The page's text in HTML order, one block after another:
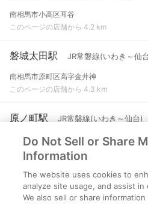
南相馬市小高区耳谷
このページの店舗から 4.2 km
磐城太田駅 JR常磐線(いわき～仙
南相馬市原町区高字金井神
このページの店舗から 4.3 km
原ノ町駅 JR常磐線(いわき～仙台)
南相馬市原町区旭町２
このページの店舗から 8.1 km
浪江駅 JR常磐線(いわき～仙台)
双葉郡浪江町大字権現堂
Do Not Sell or Share
Information
The website uses cookies to
analyze site usage, and assist
We also sell or share